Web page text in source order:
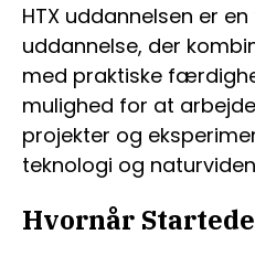
HTX uddannelsen er
uddannelse, der
med praktiske
mulighed for at
projekter og
teknologi og
Hvornår